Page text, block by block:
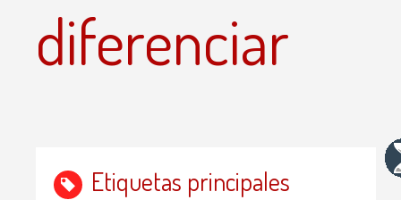
diferenciar
Etiquetas principales